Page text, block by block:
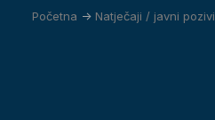
Početna -> Natječaji / javni pozivi